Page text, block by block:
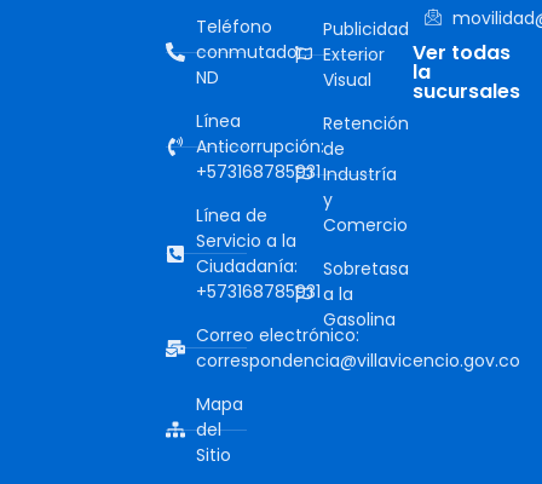
Teléfono
conmutador:
ND
Línea
Anticorrupción:
+573168785931
Línea de
Servicio a la
Ciudadanía:
+573168785931
Correo electrónico:
correspondencia@villavicencio.gov.co
Mapa
del
Sitio
Publicidad
Exterior
Visual
Retención
de
Industría
y
Comercio
Sobretasa
a la
Gasolina
Ver todas
la
sucursales